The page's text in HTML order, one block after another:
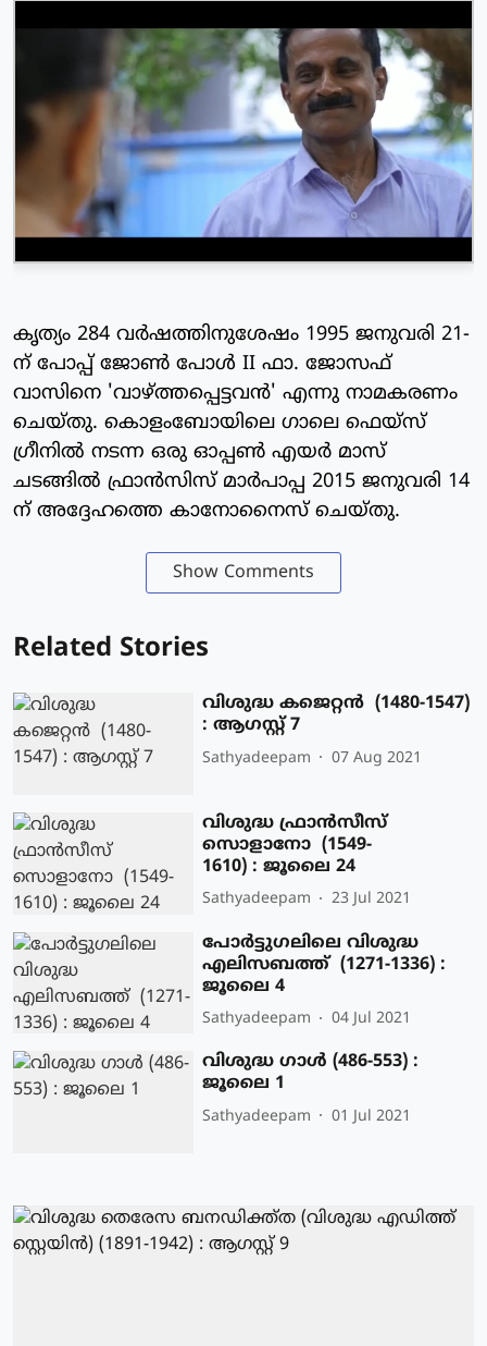
കൃത്യം 284 വര്‍ഷത്തിനുശേഷം 1995 ജനുവരി 21-
ന് പോപ്പ് ജോണ്‍ പോള്‍ II ഫാ. ജോസഫ്
വാസിനെ 'വാഴ്ത്തപ്പെട്ടവന്‍' എന്നു നാമകരണം
ചെയ്തു. കൊളംബോയിലെ ഗാലെ ഫെയ്‌സ്
ഗ്രീനില്‍ നടന്ന ഒരു ഓപ്പണ്‍ എയര്‍ മാസ്
ചടങ്ങില്‍ ഫ്രാന്‍സിസ് മാര്‍പാപ്പ 2015 ജനുവരി 14
ന് അദ്ദേഹത്തെ കാനോനൈസ് ചെയ്തു.
Show Comments
Related Stories
വിശുദ്ധ കജെറ്റന്‍ (1480-1547)
: ആഗസ്റ്റ് 7
Sathyadeepam 07 Aug 2021
വിശുദ്ധ ഫ്രാന്‍സീസ്
സൊളാനോ (1549-
1610) : ജൂലൈ 24
Sathyadeepam 23 Jul 2021
പോര്‍ട്ടുഗലിലെ വിശുദ്ധ
എലിസബത്ത് (1271-1336) :
ജൂലൈ 4
Sathyadeepam 04 Jul 2021
വിശുദ്ധ ഗാള്‍ (486-553) :
ജൂലൈ 1
Sathyadeepam 01 Jul 2021